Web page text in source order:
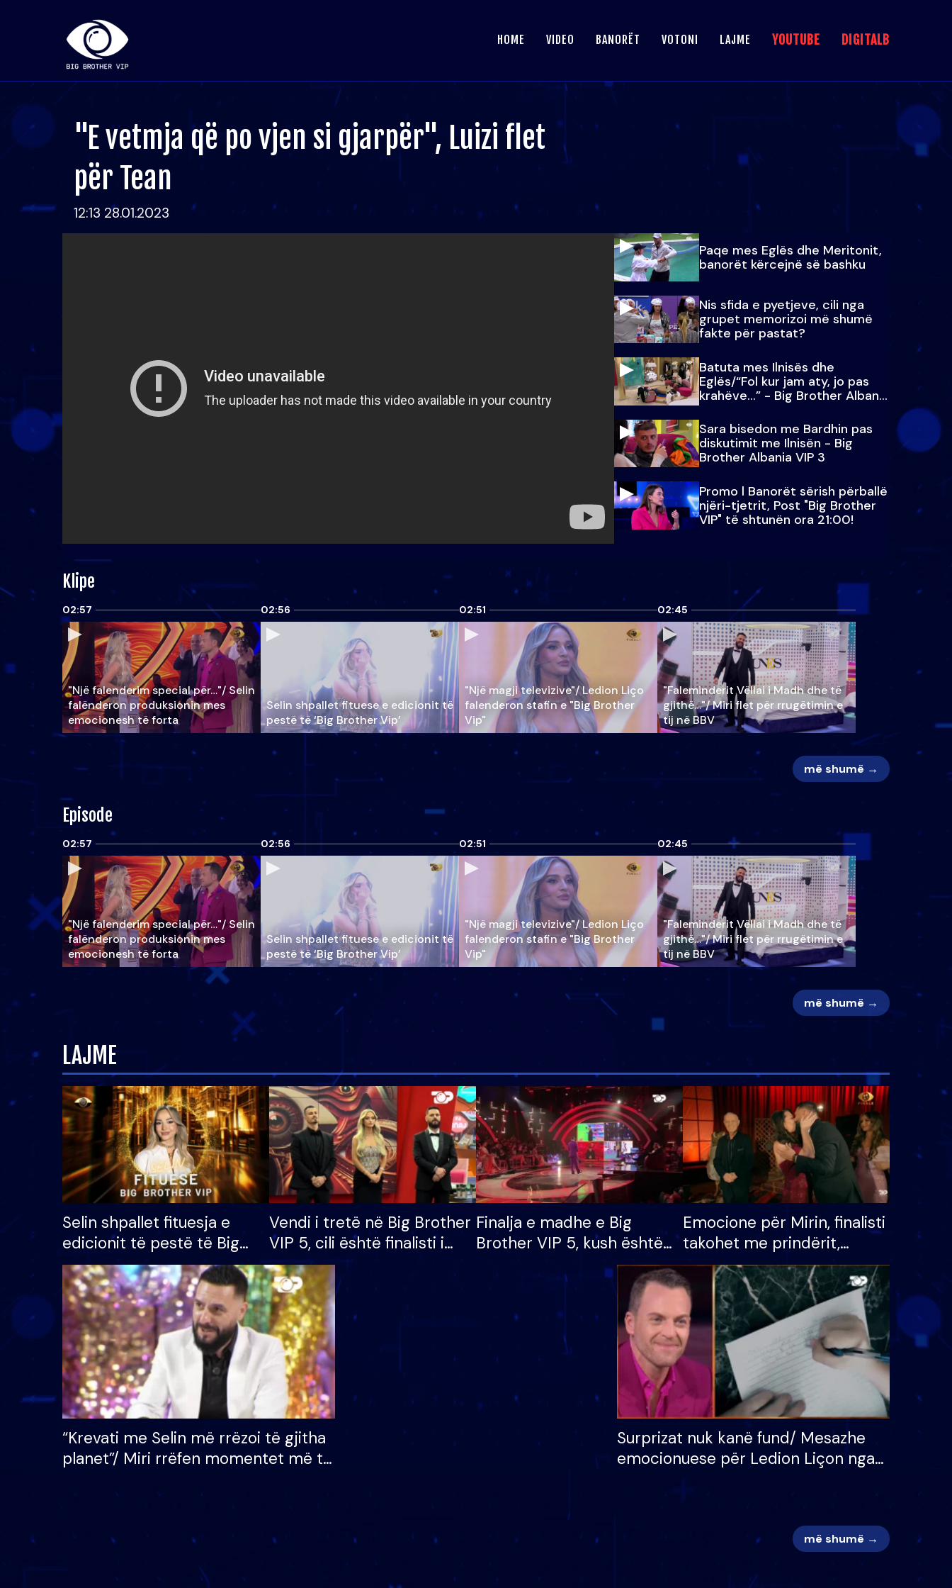
HOME VIDEO BANORËT VOTONI LAJME YOUTUBE DIGITALB
"E vetmja që po vjen si gjarpër", Luizi flet
për Tean
12:13 28.01.2023
Paqe mes Eglës dhe Meritonit,
banorët kërcejnë së bashku
Nis sfida e pyetjeve, cili nga
grupet memorizoi më shumë
fakte për pastat?
Batuta mes Ilnisës dhe
Eglës/“Fol kur jam aty, jo pas
krahëve…” - Big Brother Albania
VIP 3
Sara bisedon me Bardhin pas
diskutimit me Ilnisën - Big
Brother Albania VIP 3
Promo l Banorët sërish përballë
njëri-tjetrit, Post "Big Brother
VIP" të shtunën ora 21:00!
Klipe
02:57
"Një falenderim special për…"/ Selin
falënderon produksionin mes
emocionesh të forta
02:56
Selin shpallet fituese e edicionit të
pestë të ‘Big Brother Vip’
02:51
"Një magji televizive"/ Ledion Liço
falenderon stafin e "Big Brother
Vip"
02:45
"Faleminderit Vëllai i Madh dhe të
gjithë…"/ Miri flet për rrugëtimin e
tij në BBV
më shumë →
Episode
02:57
"Një falenderim special për…"/ Selin
falënderon produksionin mes
emocionesh të forta
02:56
Selin shpallet fituese e edicionit të
pestë të ‘Big Brother Vip’
02:51
"Një magji televizive"/ Ledion Liço
falenderon stafin e "Big Brother
Vip"
02:45
"Faleminderit Vëllai i Madh dhe të
gjithë…"/ Miri flet për rrugëtimin e
tij në BBV
më shumë →
LAJME
Selin shpallet fituesja e
edicionit të pestë të Big
Brother VIP, rrëmben
çmimin e madh prej 100
mijë eurosh
Vendi i tretë në Big Brother
VIP 5, cili është finalisti i
radhës që lë shtëpinë
Finalja e madhe e Big
Brother VIP 5, kush është
banori i parë që lë shtëpinë
dhe humb mundësinë për
të fituar çmimin e madh
Emocione për Mirin, finalisti
takohet me prindërit,
vajzën dhe bashkëshorten:
S’kemi ndonjë letër divorci
apo jo?
“Krevati me Selin më rrëzoi të gjitha
planet”/ Miri rrëfen momentet më të
mungojë zilja e mëngjesit kur…
Surprizat nuk kanë fund/ Mesazhe
emocionuese për Ledion Liçon nga
më shumë →